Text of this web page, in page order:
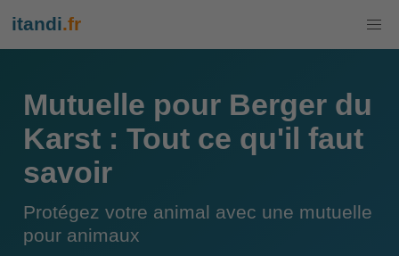
itandi.fr
Mutuelle pour Berger du
Karst : Tout ce qu'il faut
savoir
Protégez votre animal avec une mutuelle
pour animaux